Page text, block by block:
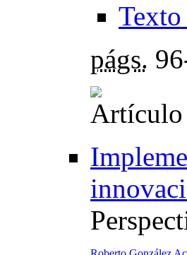
págs.